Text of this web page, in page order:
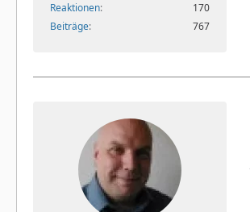
Reaktionen
170
Beiträge
767